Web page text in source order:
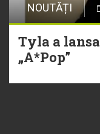
NOUTĂȚI
Tyla a
„A*Pop”